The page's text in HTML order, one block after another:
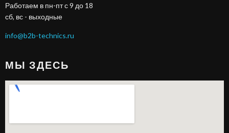
Работаем в пн-пт с 9 до 18
сб, вс - выходные
info@b2b-technics.ru
МЫ ЗДЕСЬ